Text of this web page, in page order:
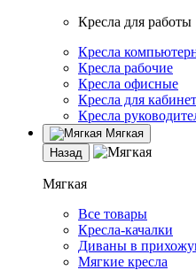
Кресла для работы
Кресла
Кресла рабочие
Кресла офисные
Кресла для
Кресла
Мягкая
Назад
Мягкая
Все товары
Кресла-качалки
Диваны в
Мягкие кресла